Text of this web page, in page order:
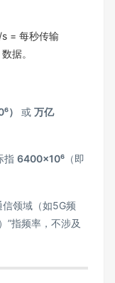
= 每秒传输
数据。
） 或 万亿
指 6400×10⁶ （即
领域（如5G频
”指频率，不涉及